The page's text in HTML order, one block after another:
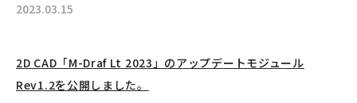
2023.03.15
2D CAD「M-Draf Lt 2023」のアップデートモジュール
Rev1.2を公開しました。